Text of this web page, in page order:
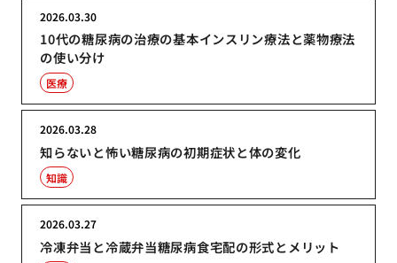
10代の糖尿病の治療の基本インスリン療法と薬物療法
の使い分け
2026.03.30
医療
知らないと怖い糖尿病の初期症状と体の変化
2026.03.28
知識
冷凍弁当と冷蔵弁当糖尿病食宅配の形式とメリット
2026.03.27